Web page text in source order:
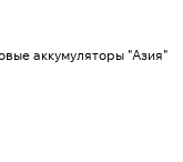
аккумуляторы "Азия"